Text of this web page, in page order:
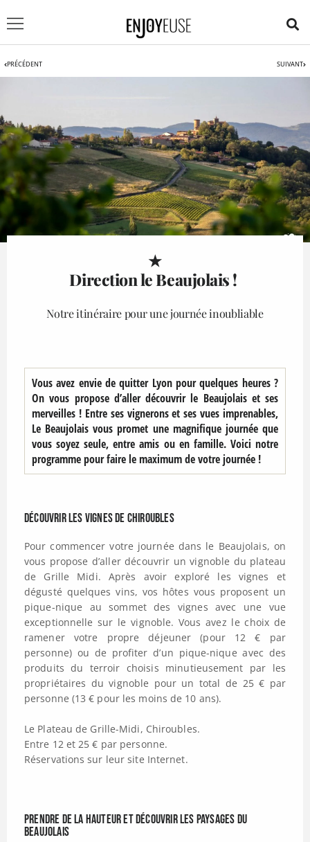
PRÉCÉDENT SUIVANT
★
Direction le Beaujolais !
Notre itinéraire pour une journée inoubliable
Vous avez envie de quitter Lyon pour quelques heures ?
On vous propose d’aller découvrir le Beaujolais et ses
merveilles ! Entre ses vignerons et ses vues imprenables,
Le Beaujolais vous promet une magnifique journée que
vous soyez seule, entre amis ou en famille. Voici notre
programme pour faire le maximum de votre journée !
Découvrir les vignes de Chiroubles
Pour commencer votre journée dans le Beaujolais, on
vous propose d’aller découvrir un vignoble du plateau
de Grille Midi. Après avoir exploré les vignes et
dégusté quelques vins, vos hôtes vous proposent un
pique-nique au sommet des vignes avec une vue
exceptionnelle sur le vignoble. Vous avez le choix de
ramener votre propre déjeuner (pour 12 € par
personne) ou de profiter d’un pique-nique avec des
produits du terroir choisis minutieusement par les
propriétaires du vignoble pour un total de 25 € par
personne (13 € pour les moins de 10 ans).
Le Plateau de Grille-Midi, Chiroubles.
Entre 12 et 25 € par personne.
Réservations sur leur site Internet.
Prendre de la hauteur et découvrir les paysages du
Beaujolais